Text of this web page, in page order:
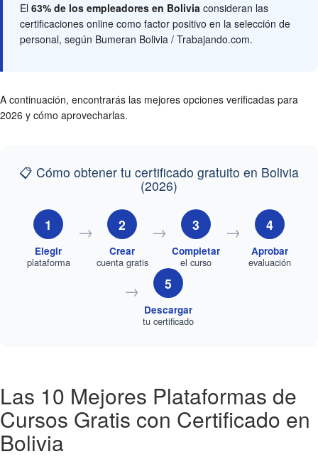
El 63% de los empleadores en Bolivia consideran las
certificaciones online como factor positivo en la selección de
personal, según Bumeran Bolivia / Trabajando.com.
A continuación, encontrarás las mejores opciones verificadas para
2026 y cómo aprovecharlas.
📋 Cómo obtener tu certificado gratuito en Bolivia
(2026)
1
Elegir
plataforma
→ 2
Crear
cuenta gratis
→ 3
Completar
el curso
→ 4
Aprobar
evaluación
→ 5
Descargar
tu certificado
Las 10 Mejores Plataformas de
Cursos Gratis con Certificado en
Bolivia